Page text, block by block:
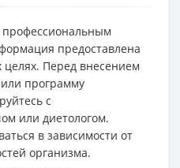
профессиональным
предоставлена
Перед внесением
программу
с
или диетологом.
в зависимости от
организма.